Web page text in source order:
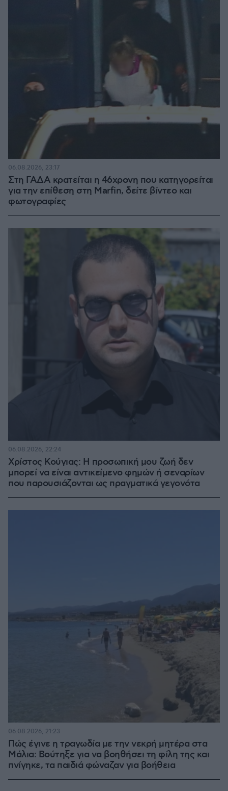
Στη ΓΑΔΑ κρατείται η 46χρονη που κατηγορείται
για την επίθεση στη Marfin, δείτε βίντεο και
φωτογραφίες
06.08.2026, 23:17
Χρίστος Κούγιας: Η προσωπική μου ζωή δεν
μπορεί να είναι αντικείμενο φημών ή σεναρίων
που παρουσιάζονται ως πραγματικά γεγονότα
06.08.2026, 22:24
Πώς έγινε η τραγωδία με την νεκρή μητέρα στα
Μάλια: Βούτηξε για να βοηθήσει τη φίλη της και
πνίγηκε, τα παιδιά φώναζαν για βοήθεια
06.08.2026, 21:23